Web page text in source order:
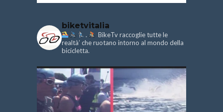
biketvitalia
.
BikeTv raccoglie tutte le
realtà’ che ruotano intorno al mondo della
bicicletta.